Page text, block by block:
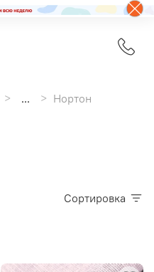
... Нортон
Сортировка